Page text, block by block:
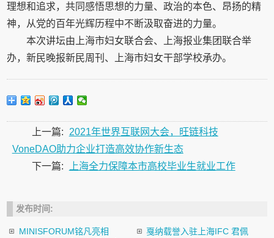
理想和追求，共同感悟思想的力量、政治的本色、昂扬的精
神，从党的百年光辉历程中不断汲取奋进的力量。
本次讲坛由上海市妇女联合会、上海报业集团联合举
办，新民晚报新民周刊、上海市妇女干部学校承办。
上一篇:
2021年世界互联网大会，旺链科技
VoneDAO助力企业打造高效协作新生态
下一篇:
上海全力保障本市高校毕业生就业工作
发布时间:
MINISFORUM铭凡亮相
戛纳载誉入驻上海IFC 君佩